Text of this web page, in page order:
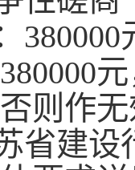
380000
380000元
则作
省建设